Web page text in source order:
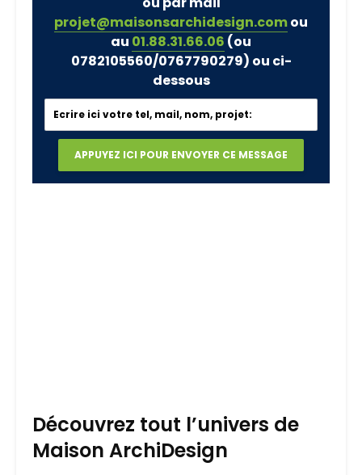
projet@maisonsarchidesign.comou
au 01.88.31.66.06 (ou
0782105560/0767790279) ou ci-
dessous
Découvrez tout l’univers de
Maison ArchiDesign